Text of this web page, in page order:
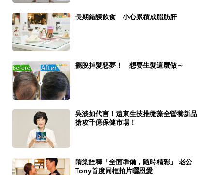
長期錯誤飲食 小心累積成脂肪肝
擺脫掉髮惡夢！ 想要生髮這麼做～
吳淡如代言！遠東生技推微藻全營養新品
搶攻千億保健市場！
隋棠詮釋「全面準備，隨時精彩」 老公
Tony首度同框拍片曬恩愛